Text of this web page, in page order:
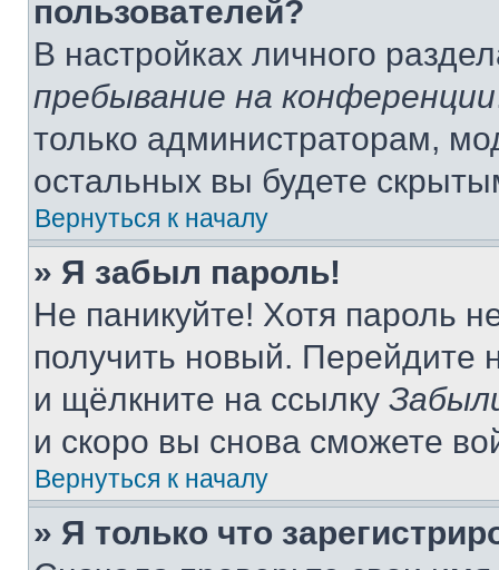
пользователей?
В настройках личного
пребывание на конференции
только администраторам,
остальных вы будете
Вернуться к началу
» Я забыл пароль!
Не паникуйте! Хотя пароль
получить новый. Перейдите
и щёлкните на ссылку
и скоро вы снова сможете
Вернуться к началу
» Я только что